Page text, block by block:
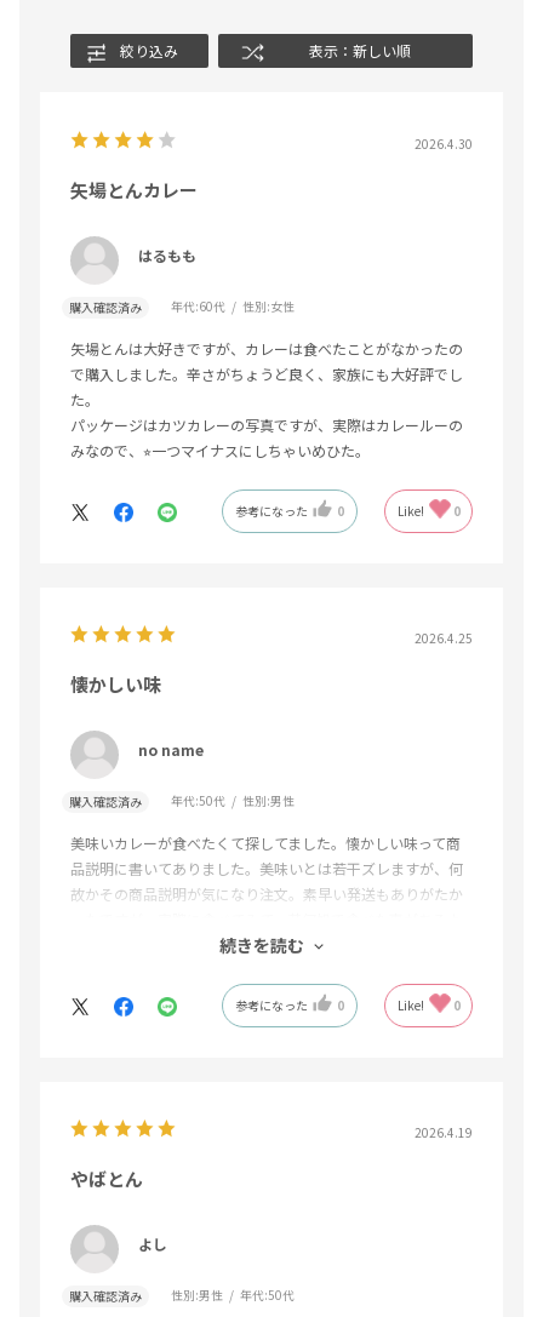
絞り込み 表示：新しい順
2026.4.30
矢場とんカレー
はるもも
購入確認済み 年代:60代 性別:女性
矢場とんは大好きですが、カレーは食べたことがなかったの
で購入しました。辛さがちょうど良く、家族にも大好評でし
た。
パッケージはカツカレーの写真ですが、実際はカレールーの
みなので、⭐︎一つマイナスにしちゃいめひた。
参考になった 0 Like! 0
2026.4.25
懐かしい味
no name
購入確認済み 年代:50代 性別:男性
美味いカレーが食べたくて探してました。懐かしい味って商
品説明に書いてありました。美味いとは若干ズレますが、何
故かその商品説明が気になり注文。素早い発送もありがたか
うな本当に懐かしい味でした。満足です
続きを読む
参考になった 0 Like! 0
2026.4.19
やばとん
よし
購入確認済み 性別:男性 年代:50代